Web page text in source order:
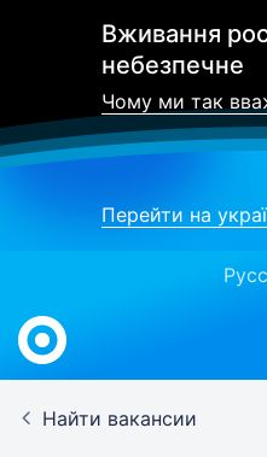
Вживання
небезпечне
Чому ми так
Перейти на
Найти вакансии